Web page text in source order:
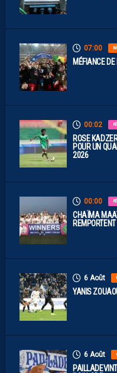
07:00
MÉFIANCE
00:02
ROSE
POUR UN
2026
00:00
CHAÏMA
6 Août
YANIS
6 Août